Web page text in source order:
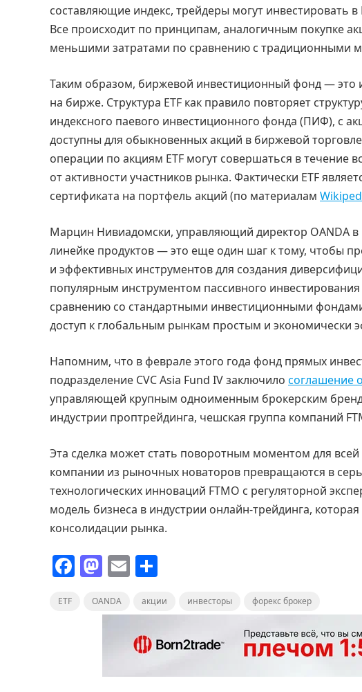
составляющие индекс, трейдеры могут инвестировать
Все происходит по принципам, аналогичным покупке
меньшими затратами по сравнению с традиционными
Таким образом, биржевой инвестиционный фонд — это
на бирже. Структура ETF как правило повторяет
индексного паевого инвестиционного фонда (ПИФ), с
доступны для обыкновенных акций в биржевой
операции по акциям ETF могут совершаться в течение
от активности участников рынка. Фактически ETF
сертификата на портфель акций (по материалам
Марцин Нивиадомски, управляющий директор OANDA
линейке продуктов — это еще один шаг к тому, чтобы
и эффективных инструментов для создания
популярным инструментом пассивного
сравнению со стандартными инвестиционными
доступ к глобальным рынкам простым и экономически
Напомним, что в феврале этого года фонд прямых
подразделение CVC Asia Fund IV заключило соглашение
управляющей крупным одноименным брокерским
индустрии проптрейдинга, чешская группа компаний
Эта сделка может стать поворотным моментом для
компании из рыночных новаторов превращаются в
технологических инноваций FTMO с регуляторной
модель бизнеса в индустрии онлайн-трейдинга,
консолидации рынка.
F M
st
o
E
ai
l
п
р
а
в
ETF OANDA акции инвесторы форекс брокер